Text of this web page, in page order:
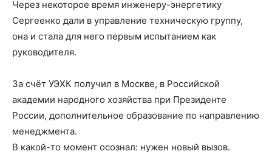
Через некоторое время инженеру-энергетику
Сергеенко дали в управление техническую группу,
она и стала для него первым испытанием как
руководителя.
За счёт УЭХК получил в Москве, в Российской
академии народного хозяйства при Президенте
России, дополнительное образование по направлению
менеджмента.
В какой-то момент осознал: нужен новый вызов.